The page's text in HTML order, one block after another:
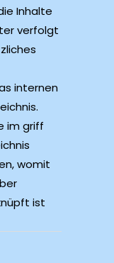
Inhalte
verfolgt
internen
im griff
womit
ist